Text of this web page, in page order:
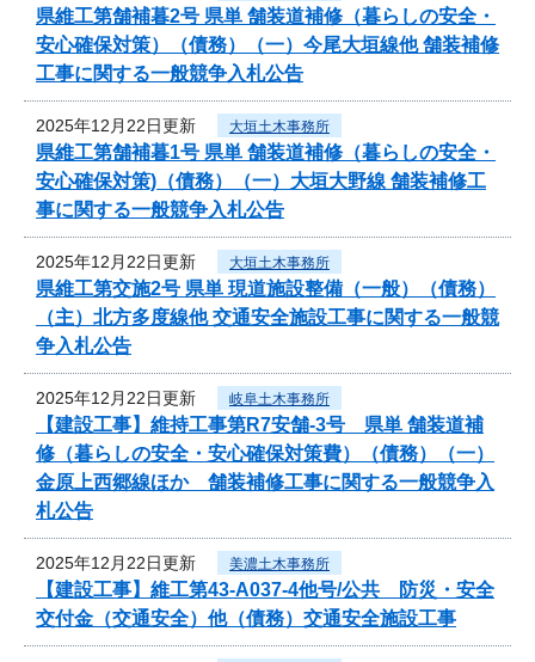
県維工第舗補暮2号 県単 舗装道補修（暮らしの安全・
安心確保対策）（債務）（一）今尾大垣線他 舗装補修
工事に関する一般競争入札公告
2025年12月22日更新 大垣土木事務所
県維工第舗補暮1号 県単 舗装道補修（暮らしの安全・
安心確保対策)（債務）（一）大垣大野線 舗装補修工
事に関する一般競争入札公告
2025年12月22日更新 大垣土木事務所
県維工第交施2号 県単 現道施設整備（一般）（債務）
（主）北方多度線他 交通安全施設工事に関する一般競
争入札公告
2025年12月22日更新 岐阜土木事務所
【建設工事】維持工事第R7安舗-3号 県単 舗装道補
修（暮らしの安全・安心確保対策費）（債務）（一）
金原上西郷線ほか 舗装補修工事に関する一般競争入
札公告
2025年12月22日更新 美濃土木事務所
【建設工事】維工第43-A037-4他号/公共 防災・安全
交付金（交通安全）他（債務）交通安全施設工事